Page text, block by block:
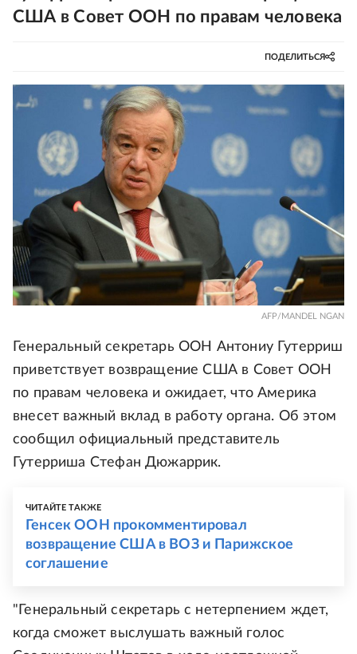
США в Совет ООН по правам человека
ПОДЕЛИТЬСЯ
AFP/MANDEL NGAN
Генеральный секретарь ООН Антониу Гутерриш
приветствует возвращение США в Совет ООН
по правам человека и ожидает, что Америка
внесет важный вклад в работу органа. Об этом
сообщил официальный представитель
Гутерриша Стефан Дюжаррик.
ЧИТАЙТЕ ТАКЖЕ
Генсек ООН прокомментировал
возвращение США в ВОЗ и Парижское
соглашение
"Генеральный секретарь с нетерпением ждет,
когда сможет выслушать важный голос